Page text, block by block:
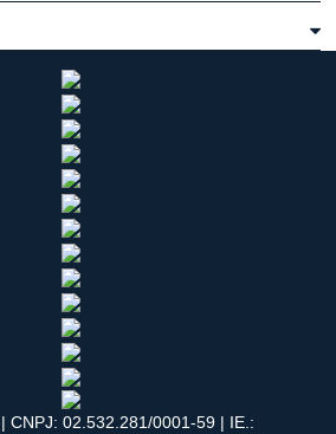
| CNPJ: 02.532.281/0001-59 | IE.: